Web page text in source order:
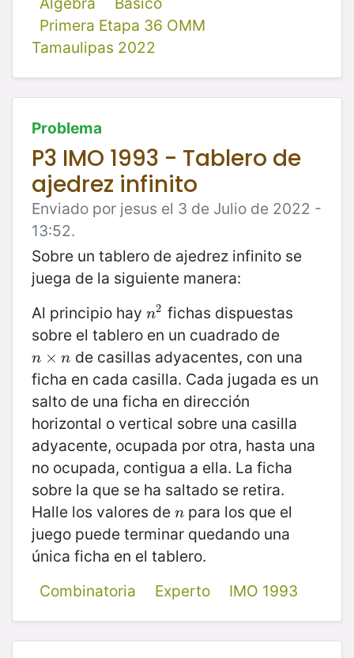
Primera Etapa 36 OMM
Tamaulipas 2022
Problema
P3 IMO 1993 - Tablero de
ajedrez infinito
Enviado por jesus el 3 de Julio de 2022 -
13:52.
Sobre un tablero de ajedrez infinito se
juega de la siguiente manera:
Al principio hay n2
n2 fichas dispuestas
sobre el tablero en un cuadrado de
n × n
n×n
de casillas adyacentes, con una
ficha en cada casilla. Cada jugada es un
salto de una ficha en dirección
horizontal o vertical sobre una casilla
adyacente, ocupada por otra, hasta una
no ocupada, contigua a ella. La ficha
sobre la que se ha saltado se retira.
Halle los valores de n
n para los que el
juego puede terminar quedando una
única ficha en el tablero.
Combinatoria
Experto IMO 1993